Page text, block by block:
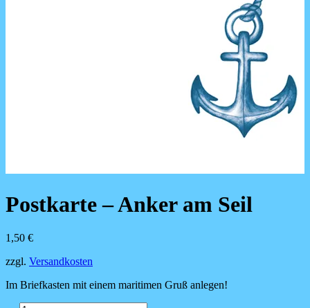
Postkarte – Anker am Seil
1,50 €
zzgl. Versandkosten
Im Briefkasten mit einem maritimen Gruß anlegen!